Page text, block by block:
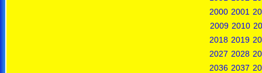
2000 2001
2009 2010
2018 2019
2027 2028
2036 2037